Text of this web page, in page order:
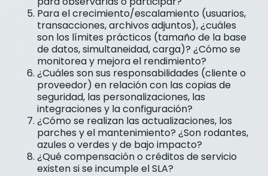
Para el crecimiento/escalamiento (usuarios,
transacciones, archivos adjuntos), ¿cuáles
son los límites prácticos (tamaño de la base
de datos, simultaneidad, carga)? ¿Cómo se
monitorea y mejora el rendimiento?
¿Cuáles son sus responsabilidades (cliente o
proveedor) en relación con las copias de
seguridad, las personalizaciones, las
integraciones y la configuración?
¿Cómo se realizan las actualizaciones, los
parches y el mantenimiento? ¿Son rodantes,
azules o verdes y de bajo impacto?
¿Qué compensación o créditos de servicio
existen si se incumple el SLA?